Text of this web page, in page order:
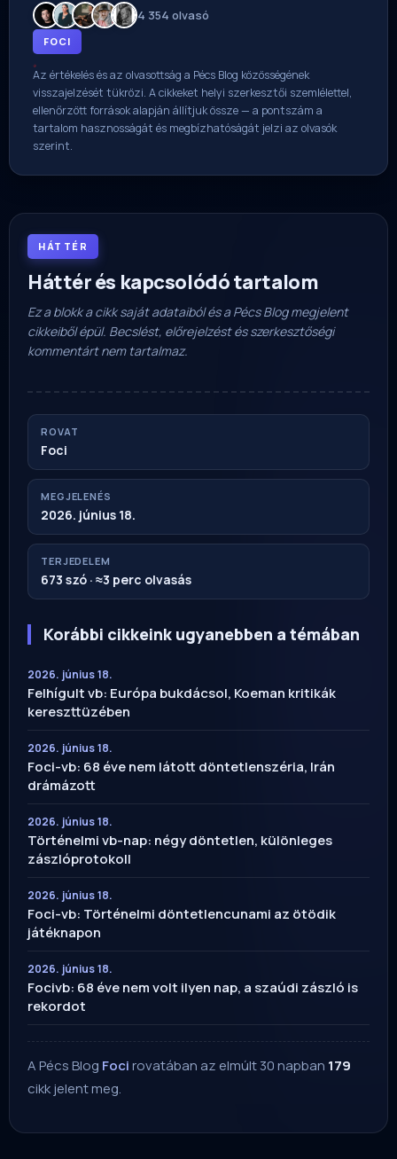
4 354 olvasó
FOCI
Az értékelés és az olvasottság a Pécs Blog közösségének
visszajelzését tükrözi. A cikkeket helyi szerkesztői szemlélettel,
ellenőrzött források alapján állítjuk össze — a pontszám a
tartalom hasznosságát és megbízhatóságát jelzi az olvasók
szerint.
HÁTTÉR
Háttér és kapcsolódó tartalom
Ez a blokk a cikk saját adataiból és a Pécs Blog megjelent
cikkeiből épül. Becslést, előrejelzést és szerkesztőségi
kommentárt nem tartalmaz.
ROVAT
Foci
MEGJELENÉS
2026. június 18.
TERJEDELEM
673 szó · ≈3 perc olvasás
Korábbi cikkeink ugyanebben a témában
2026. június 18.
Felhígult vb: Európa bukdácsol, Koeman kritikák
kereszttüzében
2026. június 18.
Foci-vb: 68 éve nem látott döntetlenszéria, Irán
drámázott
2026. június 18.
Történelmi vb-nap: négy döntetlen, különleges
zászlóprotokoll
2026. június 18.
Foci-vb: Történelmi döntetlencunami az ötödik
játéknapon
2026. június 18.
Focivb: 68 éve nem volt ilyen nap, a szaúdi zászló is
rekordot
A Pécs Blog Focirovatában az elmúlt 30 napban 179
cikk jelent meg.